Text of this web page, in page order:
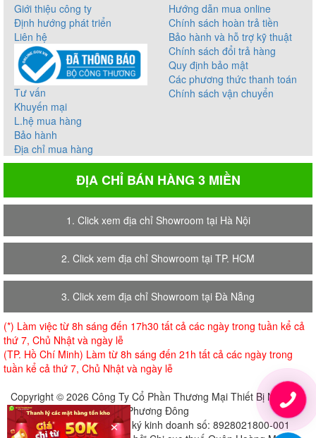
Giới thiệu công ty
Định hướng phát triển
Liên hệ
Tư vấn
Khuyến mại
L.hệ mua hàng
Bảo hành
Địa chỉ mua hàng
Hướng dẫn mua online
Chính sách hoàn trả tiền
Bảo hành và hỗ trợ kỹ thuật
Chính sách đổi trả hàng
Quy định bảo mật
Các phương thức thanh toán
Chính sách vận chuyển
ĐỊA CHỈ BÁN HÀNG 3 MIỀN
1. Click xem địa chỉ Showroom tại Hà Nội
2. Click xem địa chỉ Showroom tại TP. HCM
3. Click xem địa chỉ Showroom tại Đà Nẵng
(*) Làm việc từ 8h sáng đến 17h30 tất cả các ngày trong tuần kể cả
thứ 7, Chủ Nhật và ngày lễ
(TP. Hồ Chí Minh) Làm từ 8h sáng đến 21h tất cả các ngày trong
tuần kể cả thứ 7, Chủ Nhật và ngày lễ
Copyright © 2026 Công Ty Cổ Phần Thương Mại Thiết Bị Nội Thất
Phương Đông
Giấy chứng nhận đăng ký kinh doanh số: 8928021800-001
×